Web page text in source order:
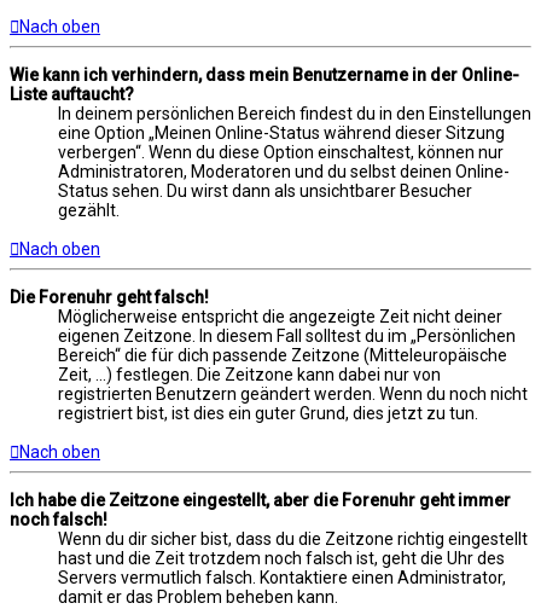
Nach oben
Wie kann ich verhindern, dass mein Benutzername in der Online-
Liste auftaucht?
In deinem persönlichen Bereich findest du in den Einstellungen
eine Option „Meinen Online-Status während dieser Sitzung
verbergen“. Wenn du diese Option einschaltest, können nur
Administratoren, Moderatoren und du selbst deinen Online-
Status sehen. Du wirst dann als unsichtbarer Besucher
gezählt.
Nach oben
Die Forenuhr geht falsch!
Möglicherweise entspricht die angezeigte Zeit nicht deiner
eigenen Zeitzone. In diesem Fall solltest du im „Persönlichen
Bereich“ die für dich passende Zeitzone (Mitteleuropäische
Zeit, ...) festlegen. Die Zeitzone kann dabei nur von
registrierten Benutzern geändert werden. Wenn du noch nicht
registriert bist, ist dies ein guter Grund, dies jetzt zu tun.
Nach oben
Ich habe die Zeitzone eingestellt, aber die Forenuhr geht immer
noch falsch!
Wenn du dir sicher bist, dass du die Zeitzone richtig eingestellt
hast und die Zeit trotzdem noch falsch ist, geht die Uhr des
Servers vermutlich falsch. Kontaktiere einen Administrator,
damit er das Problem beheben kann.